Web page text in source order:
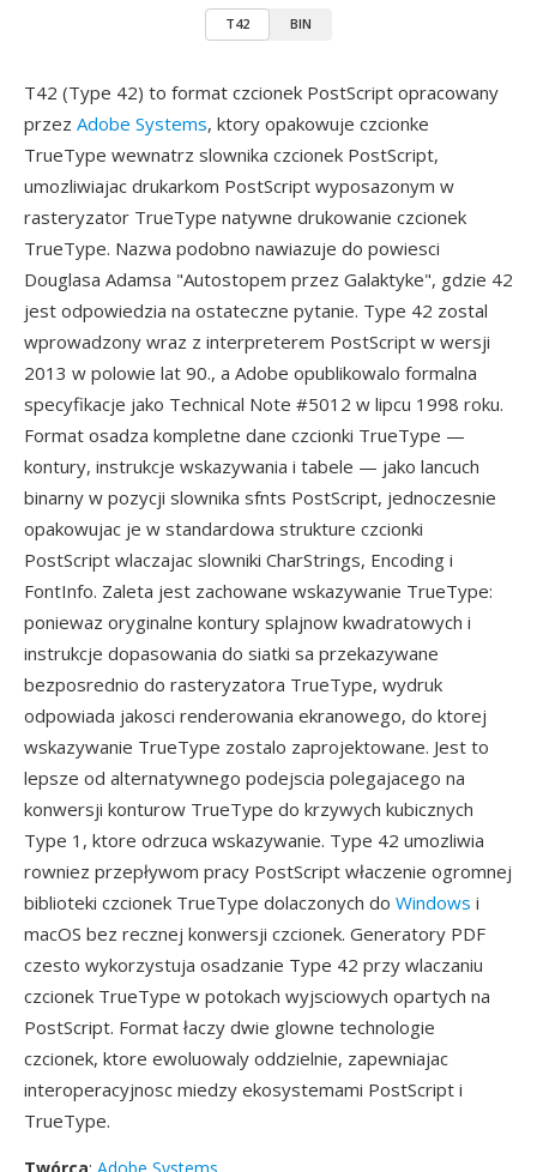
T42 BIN
T42 (Type 42) to format czcionek PostScript opracowany
przez Adobe Systems, ktory opakowuje czcionke
TrueType wewnatrz slownika czcionek PostScript,
umozliwiajac drukarkom PostScript wyposazonym w
rasteryzator TrueType natywne drukowanie czcionek
TrueType. Nazwa podobno nawiazuje do powiesci
Douglasa Adamsa "Autostopem przez Galaktyke", gdzie 42
jest odpowiedzia na ostateczne pytanie. Type 42 zostal
wprowadzony wraz z interpreterem PostScript w wersji
2013 w polowie lat 90., a Adobe opublikowalo formalna
specyfikacje jako Technical Note #5012 w lipcu 1998 roku.
Format osadza kompletne dane czcionki TrueType —
kontury, instrukcje wskazywania i tabele — jako lancuch
binarny w pozycji slownika sfnts PostScript, jednoczesnie
opakowujac je w standardowa strukture czcionki
PostScript wlaczajac slowniki CharStrings, Encoding i
FontInfo. Zaleta jest zachowane wskazywanie TrueType:
poniewaz oryginalne kontury splajnow kwadratowych i
instrukcje dopasowania do siatki sa przekazywane
bezposrednio do rasteryzatora TrueType, wydruk
odpowiada jakosci renderowania ekranowego, do ktorej
wskazywanie TrueType zostalo zaprojektowane. Jest to
lepsze od alternatywnego podejscia polegajacego na
konwersji konturow TrueType do krzywych kubicznych
Type 1, ktore odrzuca wskazywanie. Type 42 umozliwia
rowniez przepływom pracy PostScript właczenie ogromnej
biblioteki czcionek TrueType dolaczonych do Windows i
macOS bez recznej konwersji czcionek. Generatory PDF
czesto wykorzystuja osadzanie Type 42 przy wlaczaniu
czcionek TrueType w potokach wyjsciowych opartych na
PostScript. Format łaczy dwie glowne technologie
czcionek, ktore ewoluowaly oddzielnie, zapewniajac
interoperacyjnosc miedzy ekosystemami PostScript i
TrueType.